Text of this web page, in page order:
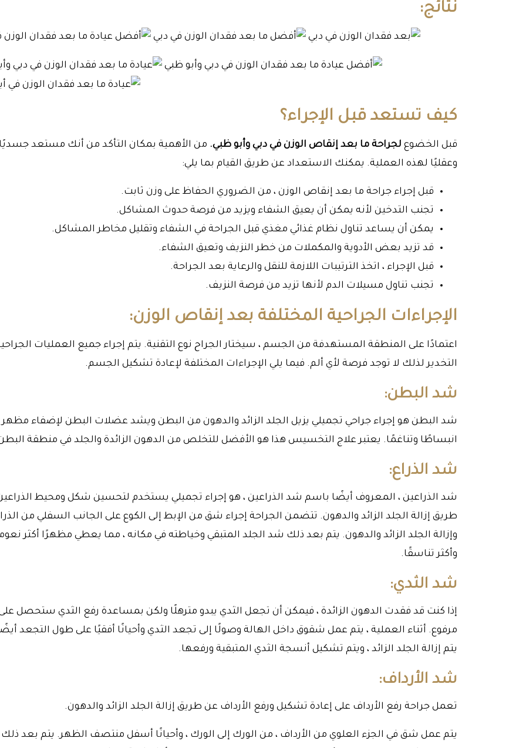
نتائج:
كيف تستعد قبل الإجراء؟
قبل الخضوع لجراحة ما بعد إنقاص الوزن في دبي وأبو ظبي. من الأهمية بمكان التأكد من أنك مستعد جسديًا
وعقليًا لهذه العملية. يمكنك الاستعداد عن طريق القيام بما يلي:
قبل إجراء جراحة ما بعد إنقاص الوزن ، من الضروري الحفاظ على وزن ثابت.
تجنب التدخين لأنه يمكن أن يعيق الشفاء ويزيد من فرصة حدوث المشاكل.
يمكن أن يساعد تناول نظام غذائي مغذي قبل الجراحة في الشفاء وتقليل مخاطر المشاكل.
قد تزيد بعض الأدوية والمكملات من خطر النزيف وتعيق الشفاء.
قبل الإجراء ، اتخذ الترتيبات اللازمة للنقل والرعاية بعد الجراحة.
تجنب تناول مسيلات الدم لأنها تزيد من فرصة النزيف.
الإجراءات الجراحية المختلفة بعد إنقاص الوزن:
اعتمادًا على المنطقة المستهدفة من الجسم ، سيختار الجراح نوع التقنية. يتم إجراء جميع العمليات
التخدير لذلك لا توجد فرصة لأي ألم. فيما يلي الإجراءات المختلفة لإعادة تشكيل الجسم.
شد البطن:
شد البطن هو إجراء جراحي تجميلي يزيل الجلد الزائد والدهون من البطن ويشد عضلات البطن لإضفاء مظهر
انبساطًا وتناغمًا. يعتبر علاج التخسيس هذا هو الأفضل للتخلص من الدهون الزائدة والجلد في منطقة
شد الذراع:
شد الذراعين ، المعروف أيضًا باسم شد الذراعين ، هو إجراء تجميلي يستخدم لتحسين شكل ومحيط
طريق إزالة الجلد الزائد والدهون. تتضمن الجراحة إجراء شق من الإبط إلى الكوع على الجانب السفلي من
وإزالة الجلد الزائد والدهون. يتم بعد ذلك شد الجلد المتبقي وخياطته في مكانه ، مما يعطي مظهرًا أكثر
وأكثر تناسقًا.
شد الثدي:
إذا كنت قد فقدت الدهون الزائدة ، فيمكن أن تجعل الثدي يبدو مترهلًا ولكن بمساعدة رفع الثدي ستحصل
مرفوع. أثناء العملية ، يتم عمل شقوق داخل الهالة وصولًا إلى تجعد الثدي وأحيانًا أفقيًا على طول التجعد
يتم إزالة الجلد الزائد ، ويتم تشكيل أنسجة الثدي المتبقية ورفعها.
شد الأرداف:
تعمل جراحة رفع الأرداف على إعادة تشكيل ورفع الأرداف عن طريق إزالة الجلد الزائد والدهون.
يتم عمل شق في الجزء العلوي من الأرداف ، من الورك إلى الورك ، وأحيانًا أسفل منتصف الظهر. يتم بعد ذلك